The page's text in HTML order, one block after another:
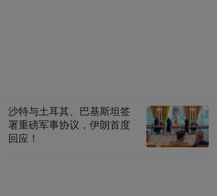
沙特与土耳其、巴基斯坦签
署重磅军事协议，伊朗首度
回应！